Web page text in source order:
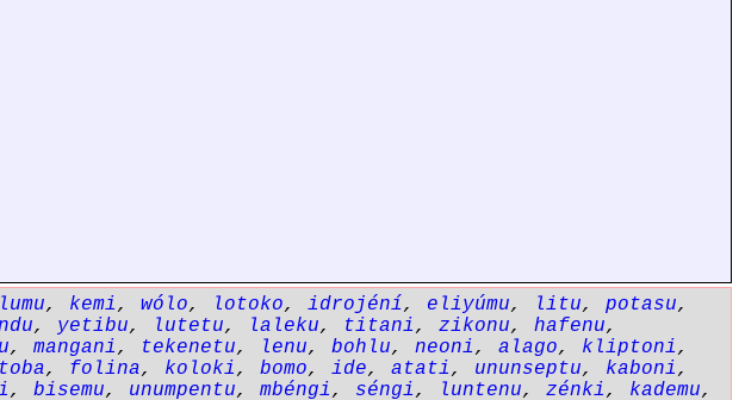
, kemi, wólo, lotoko, idrojéní, eliyúmu, litu, potasu,
, yetibu, lutetu, laleku, titani, zikonu, hafenu,
, mangani, tekenetu, lenu, bohlu, neoni, alago, kliptoni,
, folina, koloki, bomo, ide, atati, ununseptu, kaboni,
, bisemu, unumpentu, mbéngi, séngi, luntenu, zénki, kademu,